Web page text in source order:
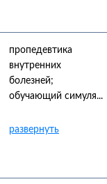
пропедевтика
внутренних
болезней;
обучающий симуля...